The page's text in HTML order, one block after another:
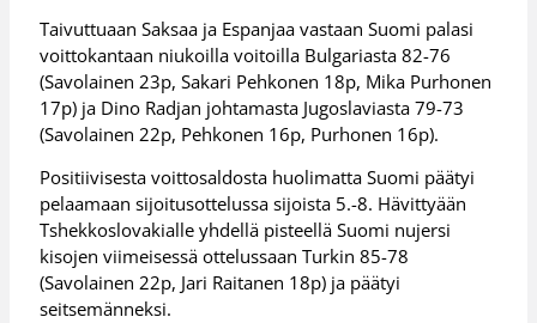
Taivuttuaan Saksaa ja Espanjaa vastaan Suomi palasi
voittokantaan niukoilla voitoilla Bulgariasta 82-76
(Savolainen 23p, Sakari Pehkonen 18p, Mika Purhonen
17p) ja Dino Radjan johtamasta Jugoslaviasta 79-73
(Savolainen 22p, Pehkonen 16p, Purhonen 16p).
Positiivisesta voittosaldosta huolimatta Suomi päätyi
pelaamaan sijoitusottelussa sijoista 5.-8. Hävittyään
Tshekkoslovakialle yhdellä pisteellä Suomi nujersi
kisojen viimeisessä ottelussaan Turkin 85-78
(Savolainen 22p, Jari Raitanen 18p) ja päätyi
seitsemänneksi.